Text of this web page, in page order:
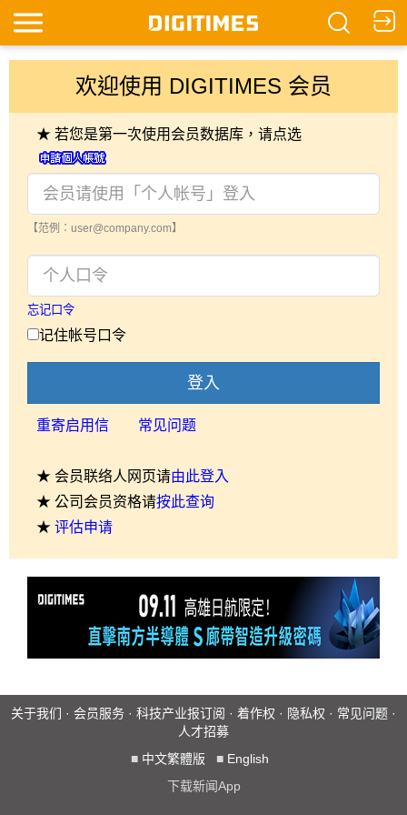
欢迎使用 DIGITIMES 会员
★ 若您是第一次使用会员数据库，请点选
【范例：user@company.com】
忘记口令
记住帐号口令
登入
重寄启用信 常见问题
★ 会员联络人网页请由此登入
★ 公司会员资格请按此查询
★ 评估申请
关于我们 · 会员服务 · 科技产业报订阅 · 着作权 · 隐私权 · 常见问题 ·
人才招募
■ 中文繁體版 ■ English
下载新闻App